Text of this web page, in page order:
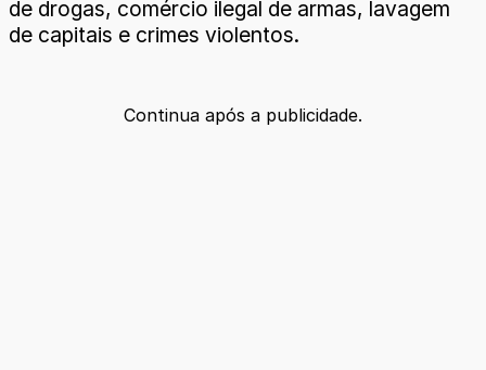
de drogas, comércio ilegal de armas, lavagem
de capitais e crimes violentos.
Continua após a publicidade.